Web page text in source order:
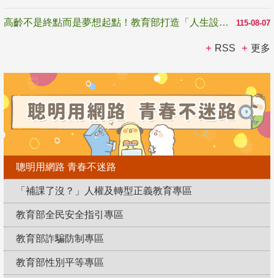
115-08-07
高齡不是終點而是夢想起點！教育部打造「人生設計夢工場」 參展第3屆高齡健康產業博覽會
RSS 更多
聰明用網路 青春不迷路
「補課了沒？」人權及轉型正義教育專區
教育部全民安全指引專區
教育部詐騙防制專區
教育部性別平等專區